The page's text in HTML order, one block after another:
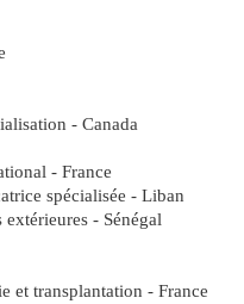
- Canada
- France
spécialisée - Liban
- Sénégal
et transplantation - France